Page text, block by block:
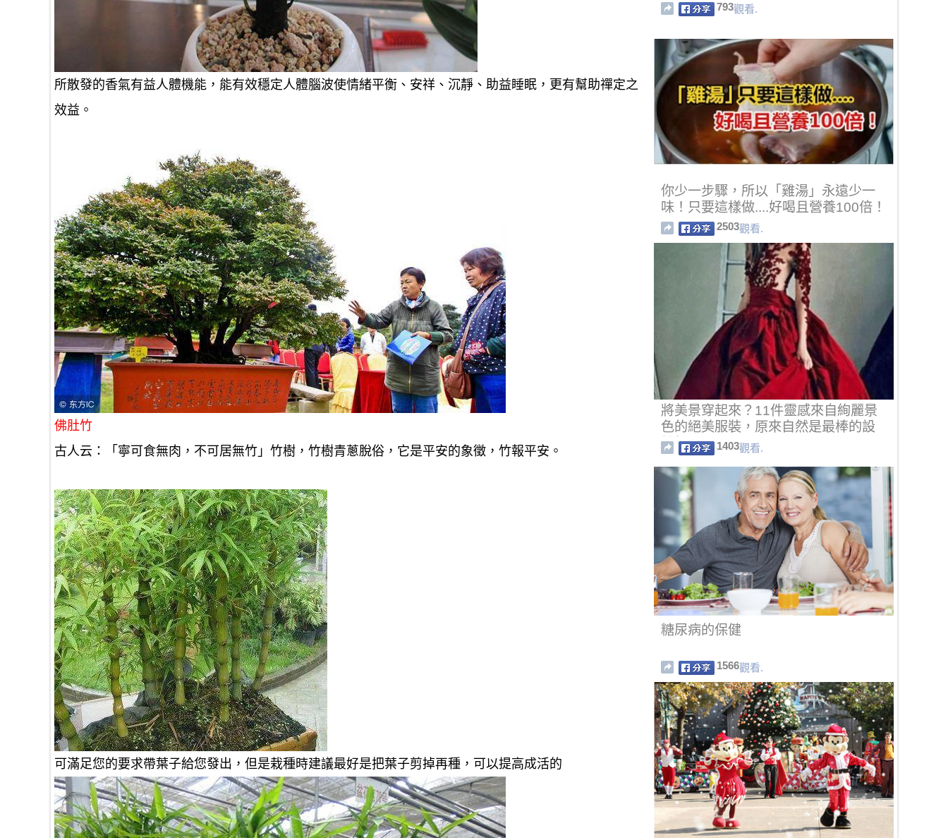
所散發的香氣有益人體機能，能有效穩定人體腦波使情緒平衡、安祥、沉靜、助益睡眠，更有幫助禪定之
效益。
佛肚竹
古人云：「寧可食無肉，不可居無竹」竹樹，竹樹青蔥脫俗，它是平安的象徵，竹報平安。
可滿足您的要求帶葉子給您發出，但是栽種時建議最好是把葉子剪掉再種，可以提高成活的
793觀看.
你少一步驟，所以「雞湯」永遠少一
味！只要這樣做....好喝且營養100倍！
2503觀看.
將美景穿起來？11件靈感來自絢麗景
色的絕美服裝，原來自然是最棒的設
計師！
1403觀看.
糖尿病的保健
1566觀看.